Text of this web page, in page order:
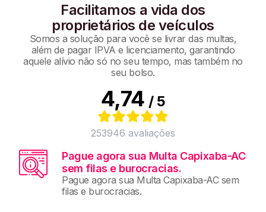
Facilitamos a vida dos
proprietários de veículos
Somos a solução para você se livrar das multas,
além de pagar IPVA e licenciamento, garantindo
aquele alívio não só no seu tempo, mas também no
seu bolso.
4,74 / 5
253946 avaliações
Pague agora sua Multa Capixaba-AC
sem filas e burocracias.
Pague agora sua Multa Capixaba-AC sem
filas e burocracias.